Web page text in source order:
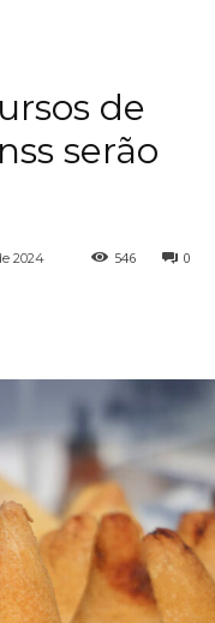
de
serão
2024 0
546